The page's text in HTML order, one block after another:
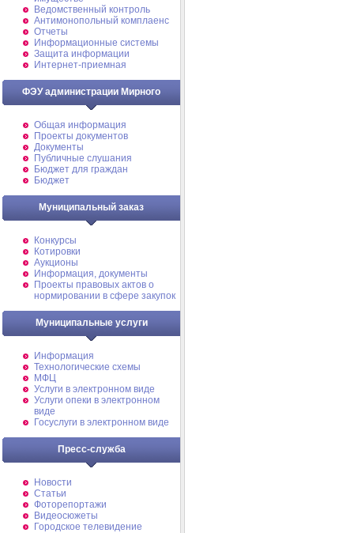
Ведомственный контроль
Антимонопольный комплаенс
Отчеты
Информационные системы
Защита информации
Интернет-приемная
ФЭУ администрации Мирного
Общая информация
Проекты документов
Документы
Публичные слушания
Бюджет для граждан
Бюджет
Муниципальный заказ
Конкурсы
Котировки
Аукционы
Информация, документы
Проекты правовых актов о
нормировании в сфере закупок
Муниципальные услуги
Информация
Технологические схемы
МФЦ
Услуги в электронном виде
Услуги опеки в электронном
виде
Госуслуги в электронном виде
Пресс-служба
Новости
Статьи
Фоторепортажи
Видеосюжеты
Городское телевидение